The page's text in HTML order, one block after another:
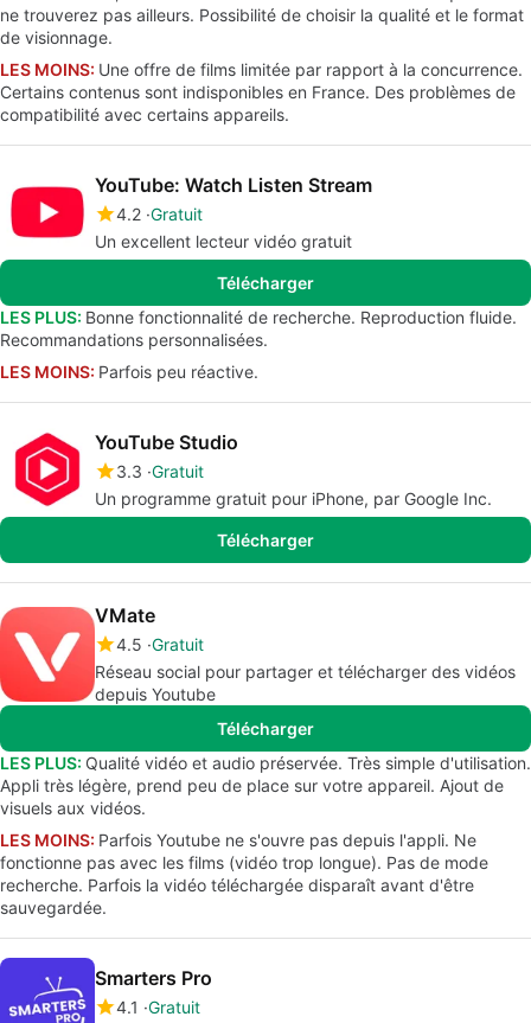
ne trouverez pas ailleurs. Possibilité de choisir la qualité et le format
de visionnage.
LES MOINS: Une offre de films limitée par rapport à la concurrence.
Certains contenus sont indisponibles en France. Des problèmes de
compatibilité avec certains appareils.
YouTube: Watch Listen Stream
4.2 Gratuit
Un excellent lecteur vidéo gratuit
Télécharger
LES PLUS: Bonne fonctionnalité de recherche. Reproduction fluide.
Recommandations personnalisées.
LES MOINS: Parfois peu réactive.
YouTube Studio
3.3 Gratuit
Un programme gratuit pour iPhone, par Google Inc.
Télécharger
VMate
4.5 Gratuit
Réseau social pour partager et télécharger des vidéos
depuis Youtube
Télécharger
LES PLUS: Qualité vidéo et audio préservée. Très simple d'utilisation.
Appli très légère, prend peu de place sur votre appareil. Ajout de
visuels aux vidéos.
LES MOINS: Parfois Youtube ne s'ouvre pas depuis l'appli. Ne
fonctionne pas avec les films (vidéo trop longue). Pas de mode
recherche. Parfois la vidéo téléchargée disparaît avant d'être
sauvegardée.
Smarters Pro
4.1 Gratuit